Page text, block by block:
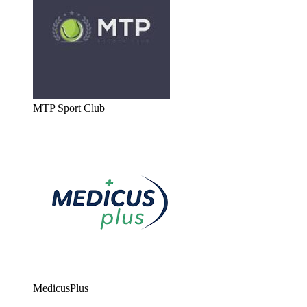
MTP Sport Club
MedicusPlus